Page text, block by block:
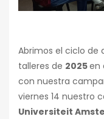
Abrimos el ciclo de
talleres de 2025en
con nuestra
viernes 14 nuestro
Universiteit